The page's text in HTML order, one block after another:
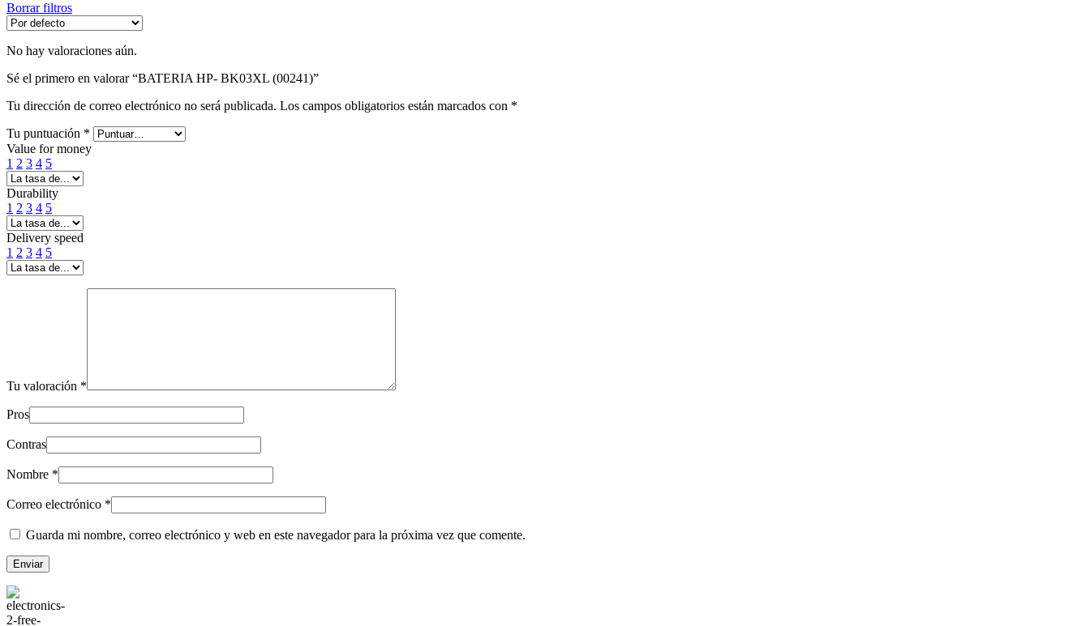
Borrar filtros
No hay valoraciones aún.
Sé el primero en valorar “BATERIA HP- BK03XL (00241)”
Tu dirección de correo electrónico no será publicada. Los campos obligatorios están marcados con *
Tu puntuación *
Value for money
1 2 3 4 5
Durability
1 2 3 4 5
Delivery speed
1 2 3 4 5
Tu valoración *
Pros
Contras
Nombre *
Correo electrónico *
Guarda mi nombre, correo electrónico y web en este navegador para la próxima vez que comente.